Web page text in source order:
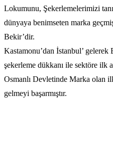
Lokumunu, Şekerlemelerimizi
dünyaya benimseten marka
Bekir’dir.
Kastamonu’dan İstanbul’ gelerek
şekerleme dükkanı ile sektöre ilk
Osmanlı Devletinde Marka olan
gelmeyi başarmıştır.